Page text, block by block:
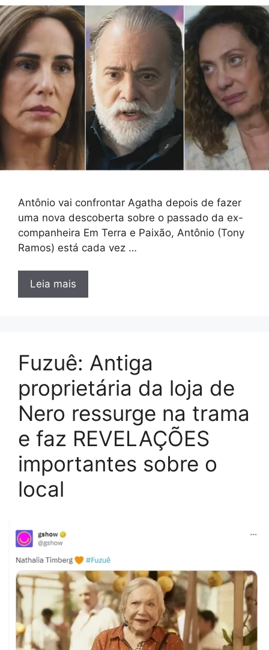
Antônio vai confrontar Agatha depois de fazer
uma nova descoberta sobre o passado da ex-
companheira Em Terra e Paixão, Antônio (Tony
Ramos) está cada vez …
Leia mais
Fuzuê: Antiga
proprietária da loja de
Nero ressurge na trama
e faz REVELAÇÕES
importantes sobre o
local